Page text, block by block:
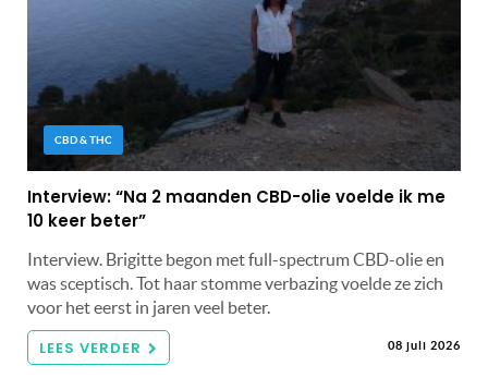
CBD & THC
Interview: “Na 2 maanden CBD-olie voelde ik me
10 keer beter”
Interview. Brigitte begon met full-spectrum CBD-olie en
was sceptisch. Tot haar stomme verbazing voelde ze zich
voor het eerst in jaren veel beter.
LEES VERDER 08 juli 2026